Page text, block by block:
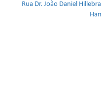
Rua Dr. João Daniel